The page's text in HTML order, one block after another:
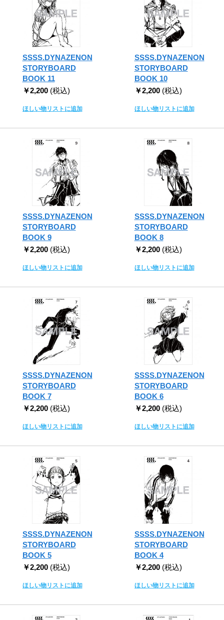
SSSS.DYNAZENON
STORYBOARD
BOOK 11
￥2,200 (税込)
ほしい物リストに追加
SSSS.DYNAZENON
STORYBOARD
BOOK 10
￥2,200 (税込)
ほしい物リストに追加
SSSS.DYNAZENON
STORYBOARD
BOOK 9
￥2,200 (税込)
ほしい物リストに追加
SSSS.DYNAZENON
STORYBOARD
BOOK 8
￥2,200 (税込)
ほしい物リストに追加
SSSS.DYNAZENON
STORYBOARD
BOOK 7
￥2,200 (税込)
ほしい物リストに追加
SSSS.DYNAZENON
STORYBOARD
BOOK 6
￥2,200 (税込)
ほしい物リストに追加
SSSS.DYNAZENON
STORYBOARD
BOOK 5
￥2,200 (税込)
ほしい物リストに追加
SSSS.DYNAZENON
STORYBOARD
BOOK 4
￥2,200 (税込)
ほしい物リストに追加